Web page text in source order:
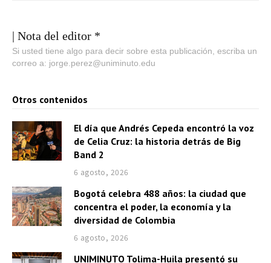
a
u
d
o
| Nota del editor *
Si usted tiene algo para decir sobre esta publicación, escriba un
correo a: jorge.perez@uniminuto.edu
Otros contenidos
El día que Andrés Cepeda encontró la voz
de Celia Cruz: la historia detrás de Big
Band 2
6 agosto, 2026
Bogotá celebra 488 años: la ciudad que
concentra el poder, la economía y la
diversidad de Colombia
6 agosto, 2026
UNIMINUTO Tolima-Huila presentó su